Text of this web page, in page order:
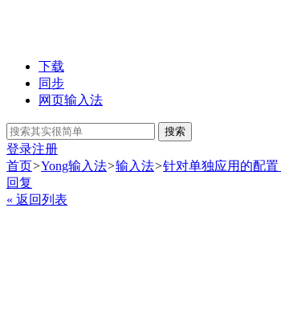
下载
同步
网页输入法
搜索
登录注册
首页>Yong输入法>输入法>针对单独应用的配置
回复
« 返回列表